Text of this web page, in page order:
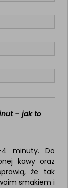
– jak to
4 minuty. Do
kawy oraz
że tak
smakiem i